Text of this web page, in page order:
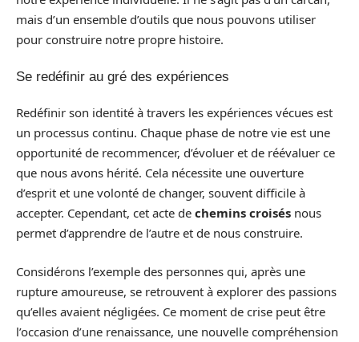
mais d’un ensemble d’outils que nous pouvons utiliser
pour construire notre propre histoire.
Se redéfinir au gré des expériences
Redéfinir son identité à travers les expériences vécues est
un processus continu. Chaque phase de notre vie est une
opportunité de recommencer, d’évoluer et de réévaluer ce
que nous avons hérité. Cela nécessite une ouverture
d’esprit et une volonté de changer, souvent difficile à
accepter. Cependant, cet acte de chemins croisés nous
permet d’apprendre de l’autre et de nous construire.
Considérons l’exemple des personnes qui, après une
rupture amoureuse, se retrouvent à explorer des passions
qu’elles avaient négligées. Ce moment de crise peut être
l’occasion d’une renaissance, une nouvelle compréhension